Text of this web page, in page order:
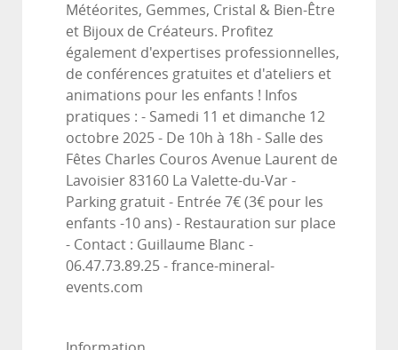
Météorites, Gemmes, Cristal & Bien-Être
et Bijoux de Créateurs. Profitez
également d'expertises professionnelles,
de conférences gratuites et d'ateliers et
animations pour les enfants ! Infos
pratiques : - Samedi 11 et dimanche 12
octobre 2025 - De 10h à 18h - Salle des
Fêtes Charles Couros Avenue Laurent de
Lavoisier 83160 La Valette-du-Var -
Parking gratuit - Entrée 7€ (3€ pour les
enfants -10 ans) - Restauration sur place
- Contact : Guillaume Blanc -
06.47.73.89.25 - france-mineral-
events.com